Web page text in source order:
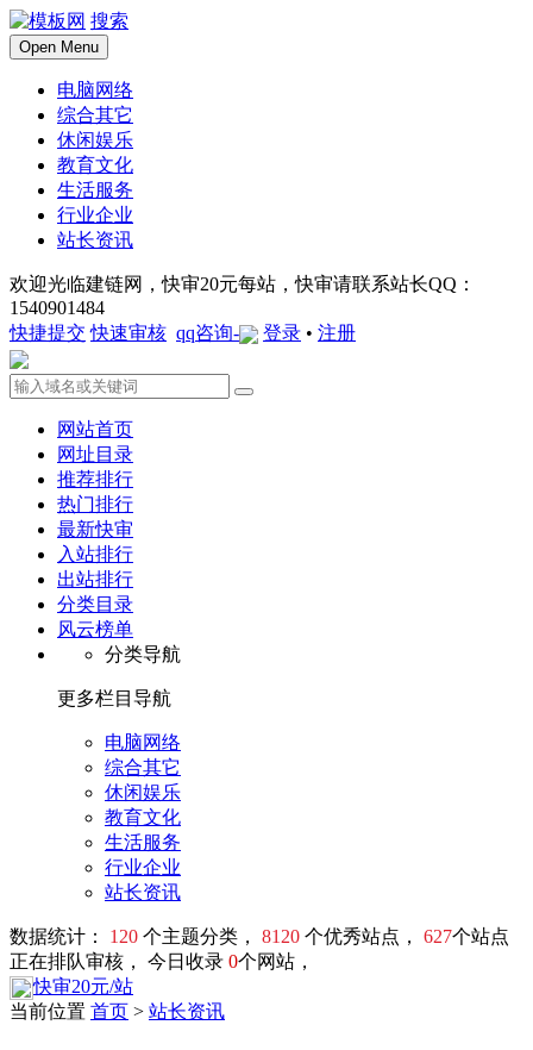
搜索
Open Menu
电脑网络
综合其它
休闲娱乐
教育文化
生活服务
行业企业
站长资讯
欢迎光临建链网，快审20元每站，快审请联系站长QQ：
1540901484
快捷提交 快速审核 qq咨询- 登录 • 注册
网站首页
网址目录
推荐排行
热门排行
最新快审
入站排行
出站排行
分类目录
风云榜单
分类导航
更多栏目导航
电脑网络
综合其它
休闲娱乐
教育文化
生活服务
行业企业
站长资讯
数据统计： 120 个主题分类， 8120 个优秀站点， 627个站点
正在排队审核， 今日收录 0个网站，
快审20元/站
当前位置 首页 > 站长资讯